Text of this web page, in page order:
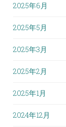
2025年6月
2025年5月
2025年3月
2025年2月
2025年1月
2024年12月